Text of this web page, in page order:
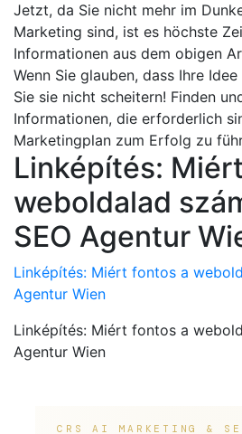
Jetzt, da Sie nicht mehr im
Marketing sind, ist es höchste
Informationen aus dem obigen
Wenn Sie glauben, dass Ihre
Sie sie nicht scheitern! Finden
Informationen, die erforderlich
Marketingplan zum Erfolg zu
Linképítés:
weboldalad
SEO Agentur
Linképítés: Miért fontos a
Agentur Wien
Linképítés: Miért fontos a
Agentur Wien